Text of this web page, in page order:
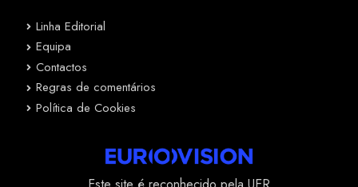
Linha Editorial
Equipa
Contactos
Regras de comentários
Política de Cookies